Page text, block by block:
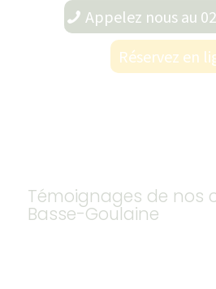
Appelez nous au
Réservez en
Témoignages de nos
Basse-Goulaine